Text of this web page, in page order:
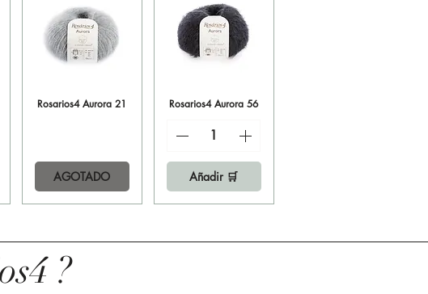
Vista rápida
Rosarios4 Aurora 21
AGOTADO
Vista rápida
Rosarios4 Aurora 56
Añadir 🛒
?